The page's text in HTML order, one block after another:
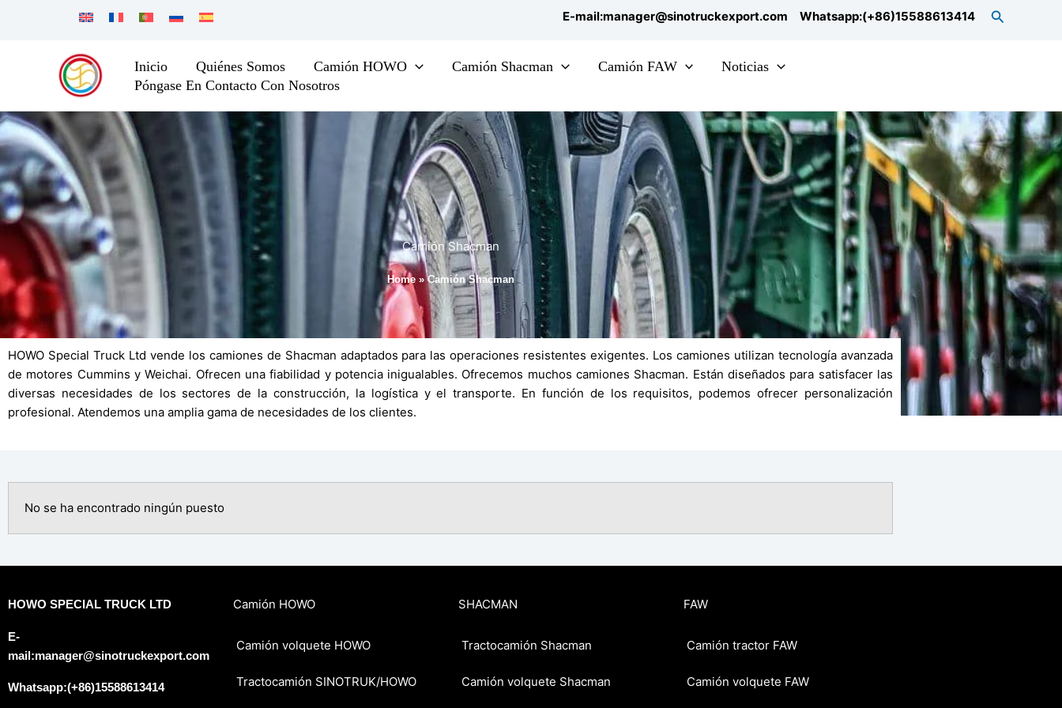
E-mail:manager@sinotruckexport.com Whatsapp:(+86)15588613414 Search
Inicio Quiénes Somos Camión HOWO Camión Shacman Camión FAW
Noticias
Póngase En Contacto Con Nosotros
Camión Shacman
Home»Camión Shacman
HOWO Special Truck Ltd vende los camiones de Shacman adaptados para las operaciones resistentes exigentes. Los camiones utilizan tecnología avanzada
de motores Cummins y Weichai. Ofrecen una fiabilidad y potencia inigualables. Ofrecemos muchos camiones Shacman. Están diseñados para satisfacer las
diversas necesidades de los sectores de la construcción, la logística y el transporte. En función de los requisitos, podemos ofrecer personalización
profesional. Atendemos una amplia gama de necesidades de los clientes.
No se ha encontrado ningún puesto
HOWO SPECIAL TRUCK LTD
E-
mail:manager@sinotruckexport.com
Whatsapp:(+86)15588613414
Camión HOWO
Camión volquete HOWO
Tractocamión SINOTRUK/HOWO
SHACMAN
Tractocamión Shacman
Camión volquete Shacman
FAW
Camión tractor FAW
Camión volquete FAW